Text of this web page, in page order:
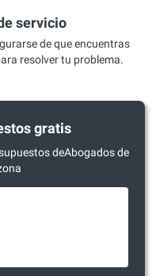
servicio
de que encuentras
resolver tu problema.
gratis
deAbogados de